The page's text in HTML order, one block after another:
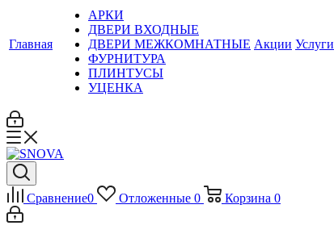
Главная
АРКИ
ДВЕРИ ВХОДНЫЕ
ДВЕРИ МЕЖКОМНАТНЫЕ
ФУРНИТУРА
ПЛИНТУСЫ
УЦЕНКА
Акции Услуги
Сравнение0 Отложенные 0 Корзина 0